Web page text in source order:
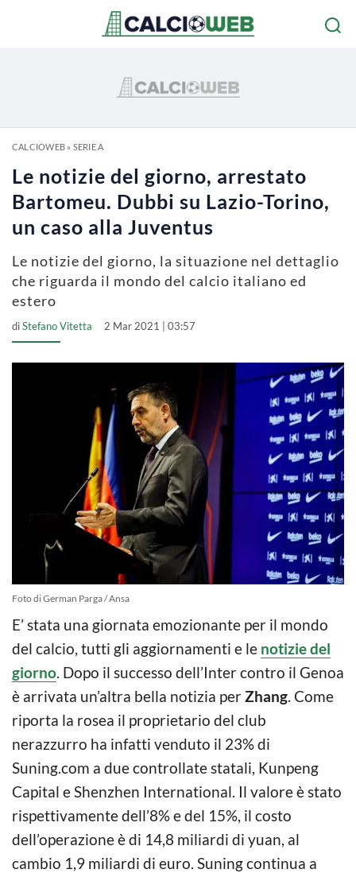
CALCIOWEB» SERIE A
Le notizie del giorno, arrestato
Bartomeu. Dubbi su Lazio-Torino,
un caso alla Juventus
Le notizie del giorno, la situazione nel dettaglio
che riguarda il mondo del calcio italiano ed
estero
diStefano Vitetta 2 Mar 2021 | 03:57
Foto di German Parga / Ansa
E’ stata una giornata emozionante per il mondo
del calcio, tutti gli aggiornamenti e le notizie del
giorno. Dopo il successo dell’Inter contro il Genoa
è arrivata un’altra bella notizia perZhang. Come
riporta la rosea il proprietario del club
nerazzurro ha infatti venduto il 23% di
Suning.com a due controllate statali, Kunpeng
Capital e Shenzhen International. Il valore è stato
rispettivamente dell’8% e del 15%, il costo
dell’operazione è di 14,8 miliardi di yuan, al
cambio 1,9 miliardi di euro. Suning continua a